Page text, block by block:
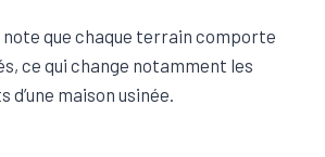
note que chaque terrain comporte
ce qui change notamment les
maison usinée.